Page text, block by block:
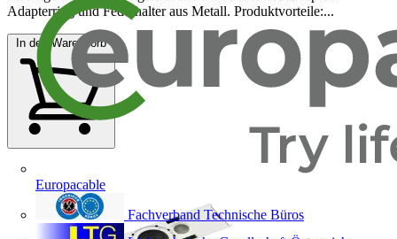
Europacable
Fachverband Technische Büros
Adapterring und Federhalter aus Metall. Produktvorteile:...
In den Warenkorb